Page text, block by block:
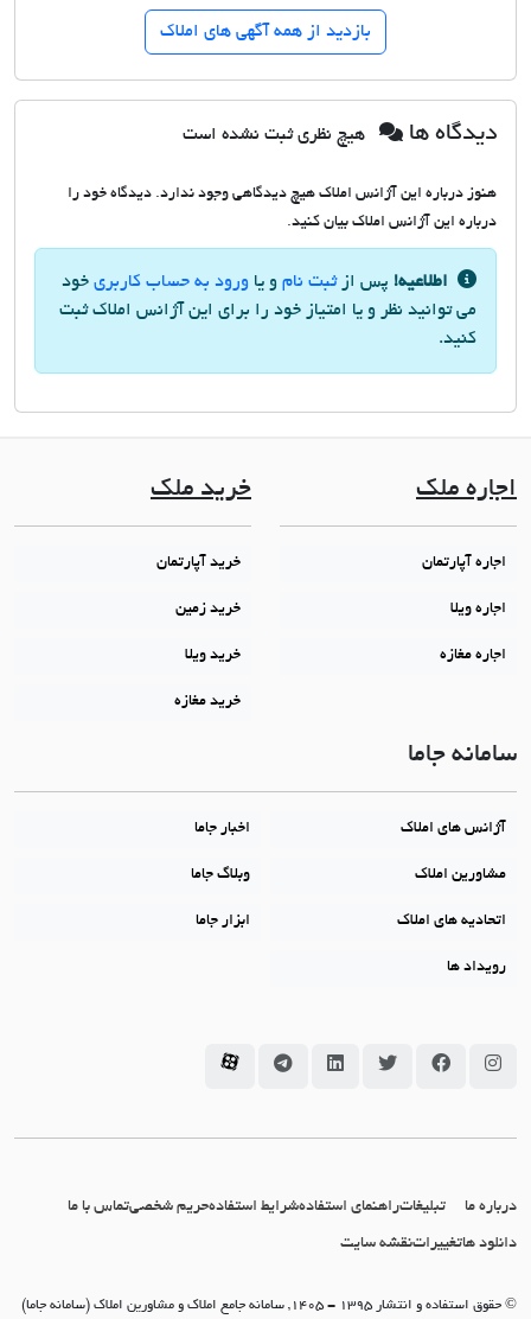
بازدید از همه آگهی های املاک
دیدگاه ها هیچ نظری ثبت نشده است
هنوز درباره این آژانس املاک هیچ دیدگاهی وجود ندارد. دیدگاه خود را
درباره این آژانس املاک بیان کنید.
اطلاعیه! پس ازثبت نام و یا ورود به حساب کاربری خود
می توانید نظر و یا امتیاز خود را برای این آژانس املاک ثبت
کنید.
اجاره ملک
اجاره آپارتمان
اجاره ویلا
اجاره مغازه
خرید ملک
خرید آپارتمان
خرید زمین
خرید ویلا
خرید مغازه
سامانه جاما
آژانس های املاک اخبار جاما
مشاورین املاک وبلاگ جاما
اتحادیه های املاک ابزار جاما
رویداد ها
سامانه جاما در اینستاگرام
سامانه جاما در فیسبوک
سامانه جاما در توئیتر
سامانه جاما در لینکداین
سامانه جاما در تلگرام
سامانه جاما در آپارات
درباره ما تبلیغاتراهنمای استفادهشرایط استفادهحریم شخصیتماس با ما
دانلود هاتغییراتنقشه سایت
© حقوق استفاده و انتشار 1395 - 1405, سامانه جامع املاک و مشاورین املاک (سامانه جاما)